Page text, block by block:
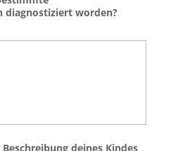
diagnostiziert worden?
deines Kindes